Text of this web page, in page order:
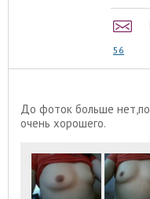
56
До фоток больше
очень хорошего.